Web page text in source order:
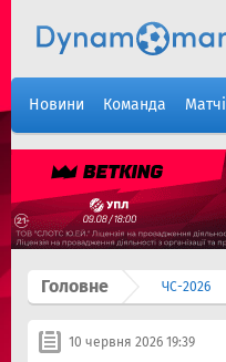
Новини Команда Матчі
Головне ЧС-2026
10 червня 2026 19:39